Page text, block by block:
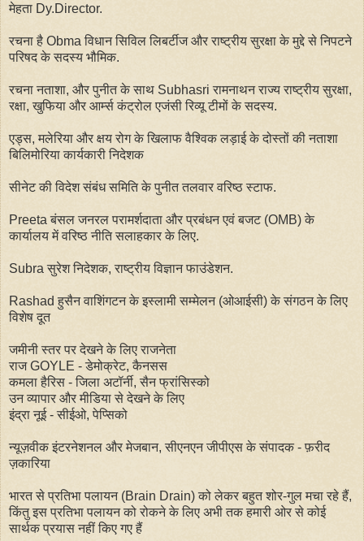
मेहता Dy.Director.
रचना है Obma विधान सिविल लिबर्टीज और राष्ट्रीय सुरक्षा के मुद्दे से निपटने
परिषद के सदस्य भौमिक.
रचना नताशा, और पुनीत के साथ Subhasri रामनाथन राज्य राष्ट्रीय सुरक्षा,
रक्षा, खुफिया और आर्म्स कंट्रोल एजंसी रिव्यू टीमों के सदस्य.
एड्स, मलेरिया और क्षय रोग के खिलाफ वैश्विक लड़ाई के दोस्तों की नताशा
बिलिमोरिया कार्यकारी निदेशक
सीनेट की विदेश संबंध समिति के पुनीत तलवार वरिष्ठ स्टाफ.
Preeta बंसल जनरल परामर्शदाता और प्रबंधन एवं बजट (OMB) के
कार्यालय में वरिष्ठ नीति सलाहकार के लिए.
Subra सुरेश निदेशक, राष्ट्रीय विज्ञान फाउंडेशन.
Rashad हुसैन वाशिंगटन के इस्लामी सम्मेलन (ओआईसी) के संगठन के लिए
विशेष दूत
जमीनी स्तर पर देखने के लिए राजनेता
राज GOYLE - डेमोक्रेट, कैनसस
कमला हैरिस - जिला अटॉर्नी, सैन फ्रांसिस्को
उन व्यापार और मीडिया से देखने के लिए
इंद्रा नूई - सीईओ, पेप्सिको
न्यूज़वीक इंटरनेशनल और मेजबान, सीएनएन जीपीएस के संपादक - फ़रीद
ज़कारिया
भारत से प्रतिभा पलायन (Brain Drain) को लेकर बहुत शोर-गुल मचा रहे हैं,
किंतु इस प्रतिभा पलायन को रोकने के लिए अभी तक हमारी ओर से कोई
सार्थक प्रयास नहीं किए गए हैं